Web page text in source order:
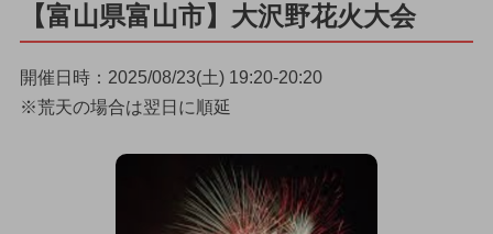
【富山県富山市】大沢野花火大会
開催日時：2025/08/23(土) 19:20-20:20
※荒天の場合は翌日に順延